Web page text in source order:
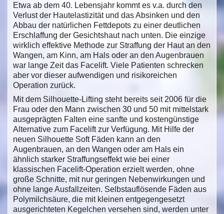
Etwa ab dem 40. Lebensjahr kommt es v.a. durch den
Verlust der Hautelastizität und das Absinken und den
Abbau der natürlichen Fettdepots zu einer deutlichen
Erschlaffung der Gesichtshaut nach unten. Die einzige
wirklich effektive Methode zur Straffung der Haut an den
Wangen, am Kinn, am Hals oder an den Augenbrauen
war lange Zeit das Facelift. Viele Patienten schrecken
aber vor dieser aufwendigen und risikoreichen
Operation zurück.
Mit dem Silhouette-Lifting steht bereits seit 2006 für die
Frau oder den Mann zwischen 30 und 50 mit mittelstark
ausgeprägten Falten eine sanfte und kostengünstige
Alternative zum Facelift zur Verfügung. Mit Hilfe der
neuen Silhouette Soft Fäden kann an den
Augenbrauen, an den Wangen oder am Hals ein
ähnlich starker Straffungseffekt wie bei einer
klassischen Facelift-Operation erzielt werden, ohne
große Schnitte, mit nur geringen Nebenwirkungen und
ohne lange Ausfallzeiten. Selbstauflösende Fäden aus
Polymilchsäure, die mit kleinen entgegengesetzt
ausgerichteten Kegelchen versehen sind, werden unter